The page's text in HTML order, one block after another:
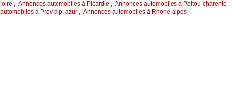
loire , Annonces automobiles à Picardie , Annonces automobiles à Poitou-charente ,
automobiles à Prov alp. azur, Annonces automobiles à Rhone-alpes,